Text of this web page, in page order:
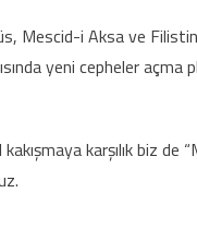
Mescid-i Aksa ve
yeni cepheler
karşılık biz de